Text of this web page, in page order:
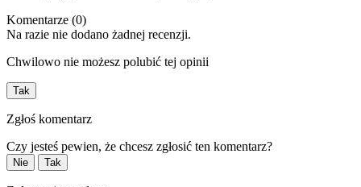
Komentarze (0)
Na razie nie dodano żadnej recenzji.
Chwilowo nie możesz polubić tej opinii
Tak
Zgłoś komentarz
Czy jesteś pewien, że chcesz zgłosić ten komentarz?
Nie Tak